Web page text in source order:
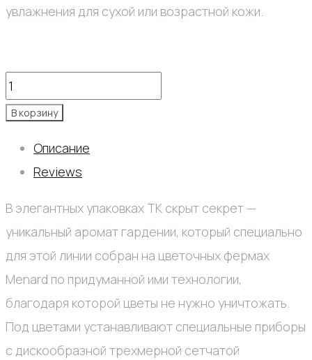
увлажнения для сухой или возрастной кожи.
TK
лосьон
quantity
В корзину
Описание
Reviews
В элегантных упаковках TK скрыт секрет —
уникальный аромат гардении, который специально
для этой линии собран на цветочных фермах
Menard по придуманной ими технологии,
благодаря которой цветы не нужно уничтожать.
Под цветами устанавливают специальные приборы
с дискообразной трехмерной сетчатой